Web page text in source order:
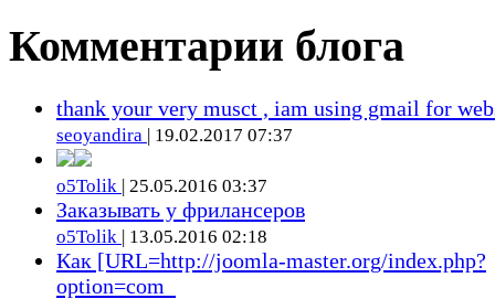
Комментарии блога
thank your very musct , iam using gmail for
seoyandira | 19.02.2017 07:37
o5Tolik | 25.05.2016 03:37
Заказывать у фрилансеров
o5Tolik | 13.05.2016 02:18
Как [URL=http://joomla-master.org/index.php?
option=com_